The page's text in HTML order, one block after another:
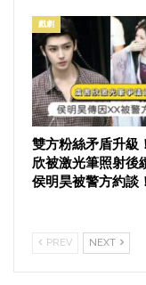
戲劇
雙方粉絲矛盾升級
欣被激光筆照射後
侯明昊被警方約談！
PREV NEXT